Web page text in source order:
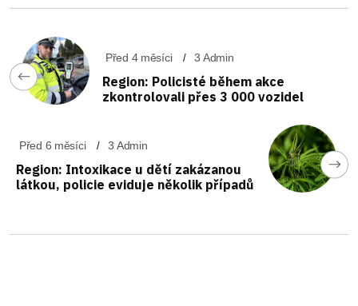
Před 4 měsíci 3 Admin
Region: Policisté během akce
zkontrolovali přes 3 000 vozidel
Před 6 měsíci 3 Admin
Region: Intoxikace u dětí zakázanou
látkou, policie eviduje několik případů